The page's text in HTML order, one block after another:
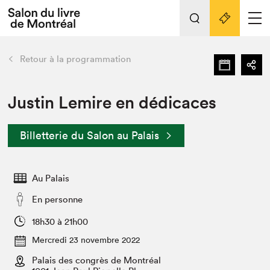
Espace médias
Espace exposant⋅e⋅s
Tout sur l'édition 2022
Actualités
Vidéos et Balados
Club de lecture Braindate
retour Nos activités
Édition 2022
Nous connaître
Projets partenaires 2022
Archives
Liens pratiques
Retour à la programmation
Justin Lemire en dédicaces
Billetterie du Salon au Palais
Au Palais
En personne
18h30 à 21h00
Mercredi 23 novembre 2022
Palais des congrès de Montréal